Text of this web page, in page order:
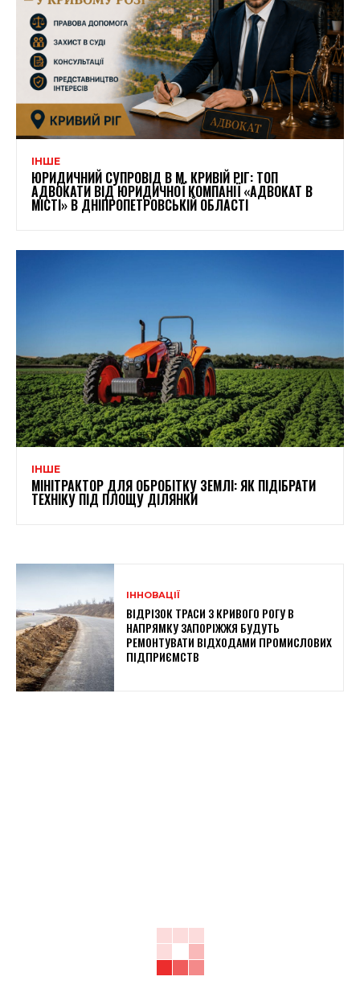
ІНШЕ
ЮРИДИЧНИЙ СУПРОВІД В М. КРИВІЙ РІГ: ТОП
АДВОКАТИ ВІД ЮРИДИЧНОЇ КОМПАНІЇ «АДВОКАТ В
МІСТІ» В ДНІПРОПЕТРОВСЬКІЙ ОБЛАСТІ
ІНШЕ
МІНІТРАКТОР ДЛЯ ОБРОБІТКУ ЗЕМЛІ: ЯК ПІДІБРАТИ
ТЕХНІКУ ПІД ПЛОЩУ ДІЛЯНКИ
ІННОВАЦІЇ
ВІДРІЗОК ТРАСИ З КРИВОГО РОГУ В
НАПРЯМКУ ЗАПОРІЖЖЯ БУДУТЬ
РЕМОНТУВАТИ ВІДХОДАМИ ПРОМИСЛОВИХ
ПІДПРИЄМСТВ